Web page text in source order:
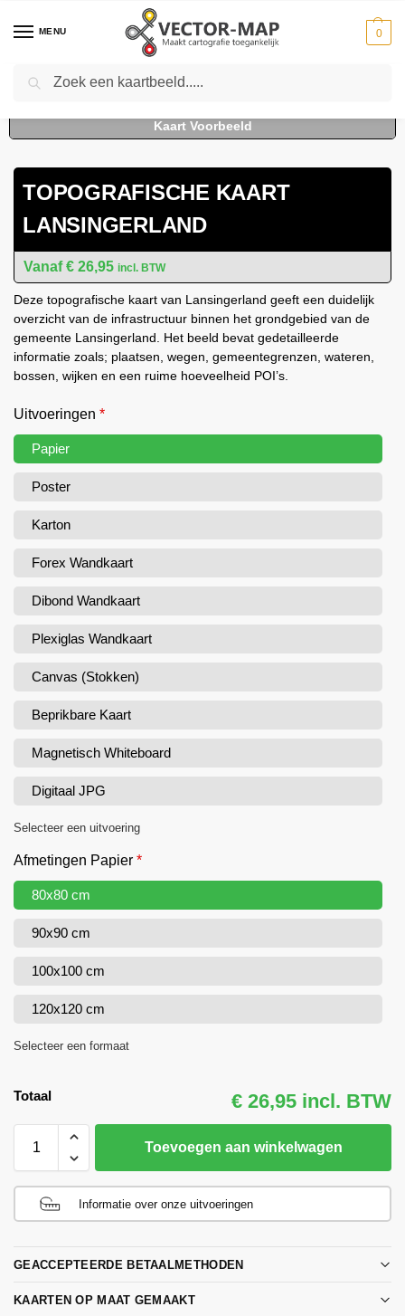
MENU 0
Home Kaarten - Topografische kaarten
TOPOGRAFISCHE KAART
LANSINGERLAND
€ 26,95 incl. BTW
Deze topografische kaart van Lansingerland geeft een duidelijk
overzicht van de infrastructuur binnen het grondgebied van de
gemeente Lansingerland. Het beeld bevat gedetailleerde
informatie zoals; plaatsen, wegen, gemeentegrenzen, wateren,
bossen, wijken en een ruime hoeveelheid POI’s.
Uitvoeringen *
Papier
Poster
Karton
Forex Wandkaart
Dibond Wandkaart
Plexiglas Wandkaart
Canvas (Stokken)
Beprikbare Kaart
Magnetisch Whiteboard
Digitaal JPG
Selecteer een uitvoering
Afmetingen Papier *
80x80 cm
90x90 cm
100x100 cm
120x120 cm
Selecteer een formaat
Totaal € 26,95 incl. BTW
Toevoegen aan winkelwagen
Informatie over onze uitvoeringen
GEACCEPTEERDE BETAALMETHODEN
KAARTEN OP MAAT GEMAAKT